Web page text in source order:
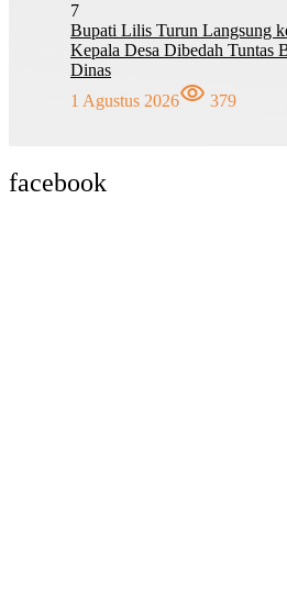
7
Bupati Lilis Turun Langsung
Kepala Desa Dibedah Tuntas
Dinas
1 Agustus 2026
379
facebook